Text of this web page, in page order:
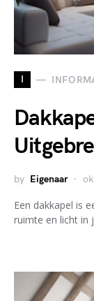
I
by Eigenaar
Een dakkapel is
ruimte en licht in